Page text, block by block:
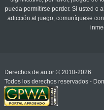
pueda permitirse perder. Si usted o
adicción al juego, comuníquese
Derechos de autor © 2010-2026
Todos los derechos reservados -